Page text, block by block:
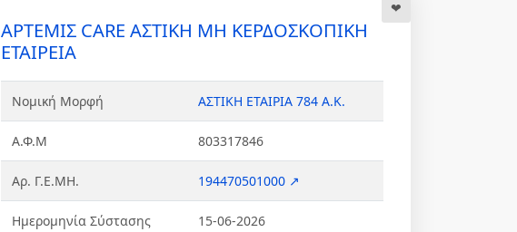
ΑΡΤΕΜΙΣ CARE ΑΣΤΙΚΗ ΜΗ ΚΕΡΔΟΣΚΟΠΙΚΗ
ΕΤΑΙΡΕΙΑ
Νομική Μορφή ΑΣΤΙΚΗ ΕΤΑΙΡΙΑ 784 Α.Κ.
Α.Φ.Μ 803317846
Αρ. Γ.Ε.ΜΗ. 194470501000 ↗
Ημερομηνία Σύστασης 15-06-2026